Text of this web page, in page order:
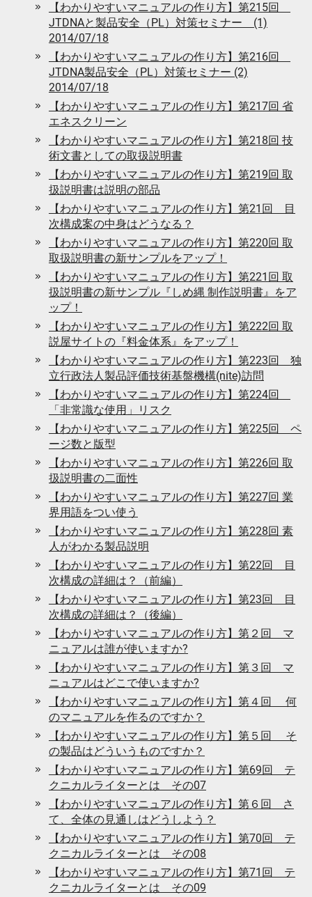
【わかりやすいマニュアルの作り方】第215回
JTDNAと製品安全（PL）対策セミナー (1)
2014/07/18
【わかりやすいマニュアルの作り方】第216回
JTDNA製品安全（PL）対策セミナー (2)
2014/07/18
【わかりやすいマニュアルの作り方】第217回 省
エネスクリーン
【わかりやすいマニュアルの作り方】第218回 技
術文書としての取扱説明書
【わかりやすいマニュアルの作り方】第219回 取
扱説明書は説明の部品
【わかりやすいマニュアルの作り方】第21回 目
次構成案の中身はどうなる？
【わかりやすいマニュアルの作り方】第220回 取
取扱説明書の新サンプルをアップ！
【わかりやすいマニュアルの作り方】第221回 取
扱説明書の新サンプル『しめ縄 制作説明書』をア
ップ！
【わかりやすいマニュアルの作り方】第222回 取
説屋サイトの『料金体系』をアップ！
【わかりやすいマニュアルの作り方】第223回 独
立行政法人製品評価技術基盤機構(nite)訪問
【わかりやすいマニュアルの作り方】第224回
「非常識な使用」リスク
【わかりやすいマニュアルの作り方】第225回 ペ
ージ数と版型
【わかりやすいマニュアルの作り方】第226回 取
扱説明書の二面性
【わかりやすいマニュアルの作り方】第227回 業
界用語をつい使う
【わかりやすいマニュアルの作り方】第228回 素
人がわかる製品説明
【わかりやすいマニュアルの作り方】第22回 目
次構成の詳細は？（前編）
【わかりやすいマニュアルの作り方】第23回 目
次構成の詳細は？（後編）
【わかりやすいマニュアルの作り方】第２回 マ
ニュアルは誰が使いますか?
【わかりやすいマニュアルの作り方】第３回 マ
ニュアルはどこで使いますか?
【わかりやすいマニュアルの作り方】第４回 何
のマニュアルを作るのですか？
【わかりやすいマニュアルの作り方】第５回 そ
の製品はどういうものですか？
【わかりやすいマニュアルの作り方】第69回 テ
クニカルライターとは その07
【わかりやすいマニュアルの作り方】第６回 さ
て、全体の見通しはどうしよう？
【わかりやすいマニュアルの作り方】第70回 テ
クニカルライターとは その08
【わかりやすいマニュアルの作り方】第71回 テ
クニカルライターとは その09